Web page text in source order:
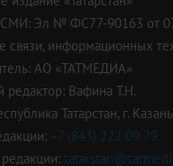
СМИ: Эл № ФС77-90163 от
информационных
АО «ТАТМЕДИА»
редактор: Вафина Т.Н.
Татарстан, г.
+7 (843) 222 09 79